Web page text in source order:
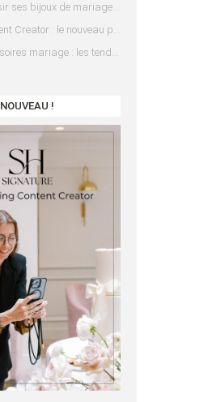
Comment choisir ses bijoux de mariage en fonction de sa robe ?
Wedding Content Creator : le nouveau prestataire indispensable pour votre mariage
Bijoux et accessoires mariage : les tendances 2025
NOUVEAU !